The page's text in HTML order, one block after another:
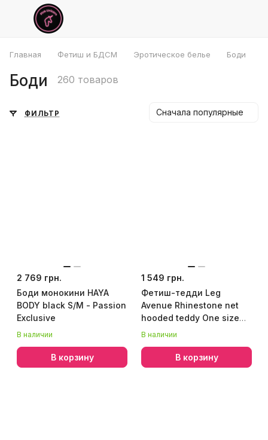
Главная Фетиш и БДСМ Эротическое белье Боди
Боди 260 товаров
ФИЛЬТР Сначала популярные
2 769 грн.
Боди монокини HAYA
BODY black S/M - Passion
Exclusive
В наличии
В корзину
1 549 грн.
Фетиш-тедди Leg
Avenue Rhinestone net
hooded teddy One size
Black, длинные рукава,
В наличии
В корзину